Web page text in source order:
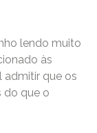
lendo muito
às
admitir que os
do que o